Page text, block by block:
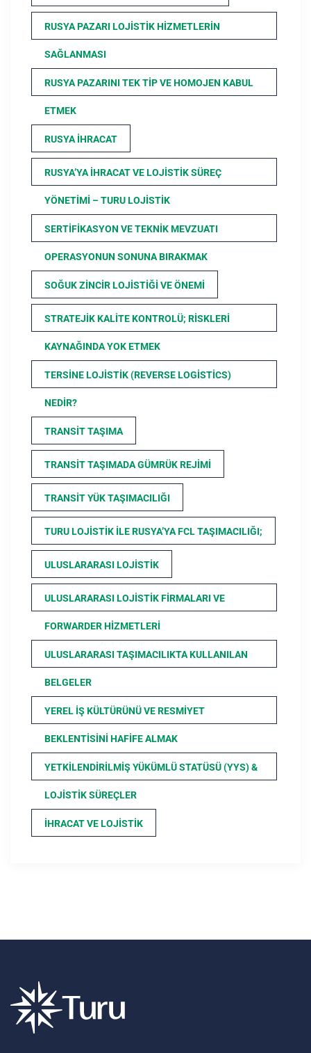
RUSYA PAZARI LOJISTIK HIZMETLERIN
SAĞLANMASI
RUSYA PAZARINI TEK TIP VE HOMOJEN KABUL
ETMEK
RUSYA İHRACAT
RUSYA’YA İHRACAT VE LOJISTIK SÜREÇ
YÖNETIMI – TURU LOJISTIK
SERTIFIKASYON VE TEKNIK MEVZUATI
OPERASYONUN SONUNA BIRAKMAK
SOĞUK ZINCIR LOJISTIĞI VE ÖNEMI
STRATEJIK KALITE KONTROLÜ; RISKLERI
KAYNAĞINDA YOK ETMEK
TERSINE LOJISTIK (REVERSE LOGISTICS)
NEDIR?
TRANSIT TAŞIMA
TRANSIT TAŞIMADA GÜMRÜK REJIMI
TRANSIT YÜK TAŞIMACILIĞI
TURU LOJISTIK ILE RUSYA’YA FCL TAŞIMACILIĞI;
ULUSLARARASI LOJISTIK
ULUSLARARASI LOJISTIK FIRMALARI VE
FORWARDER HIZMETLERI
ULUSLARARASI TAŞIMACILIKTA KULLANILAN
BELGELER
YEREL İŞ KÜLTÜRÜNÜ VE RESMIYET
BEKLENTISINI HAFIFE ALMAK
YETKILENDIRILMIŞ YÜKÜMLÜ STATÜSÜ (YYS) &
LOJISTIK SÜREÇLER
İHRACAT VE LOJISTIK